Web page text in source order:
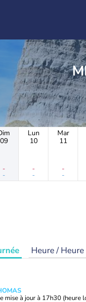
09
-
-
Lun
10
-
-
Mar
11
-
-
Heure / Heure
mise à jour à 17h30 (heure